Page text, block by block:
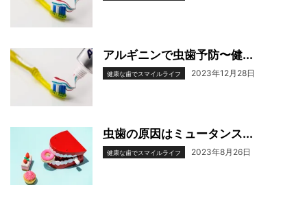
アルギニンで虫歯予防〜健...
健康な歯でスマイルライフ 2023年12月28日
虫歯の原因はミュータンス...
健康な歯でスマイルライフ 2023年8月26日